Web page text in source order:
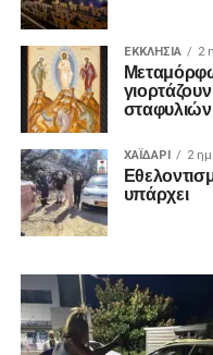
ΕΚΚΛΗΣΊΑ 2
ΧΑΪΔΑΡΙ 2
υπάρχει